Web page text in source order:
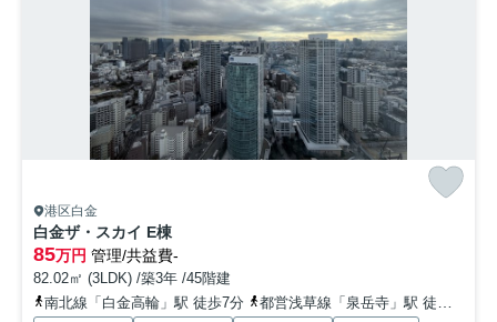
港区白金
白金ザ・スカイ E棟
85万円 管理/共益費-
82.02㎡ (3LDK) /築3年 /45階建
南北線「白金高輪」駅 徒歩7分
都営浅草線「泉岳寺」駅 徒歩16分